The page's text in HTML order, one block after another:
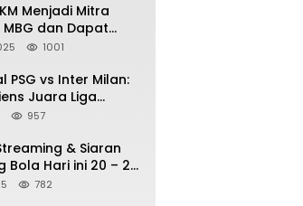
Menjadi Mitra
dan Dapat
Rp500 Juta
1001
PSG vs Inter Milan:
Juara Liga
2025 usai Bantai il
957
& Siaran
Bola Hari ini 20 – 21
Manchester City vs
782